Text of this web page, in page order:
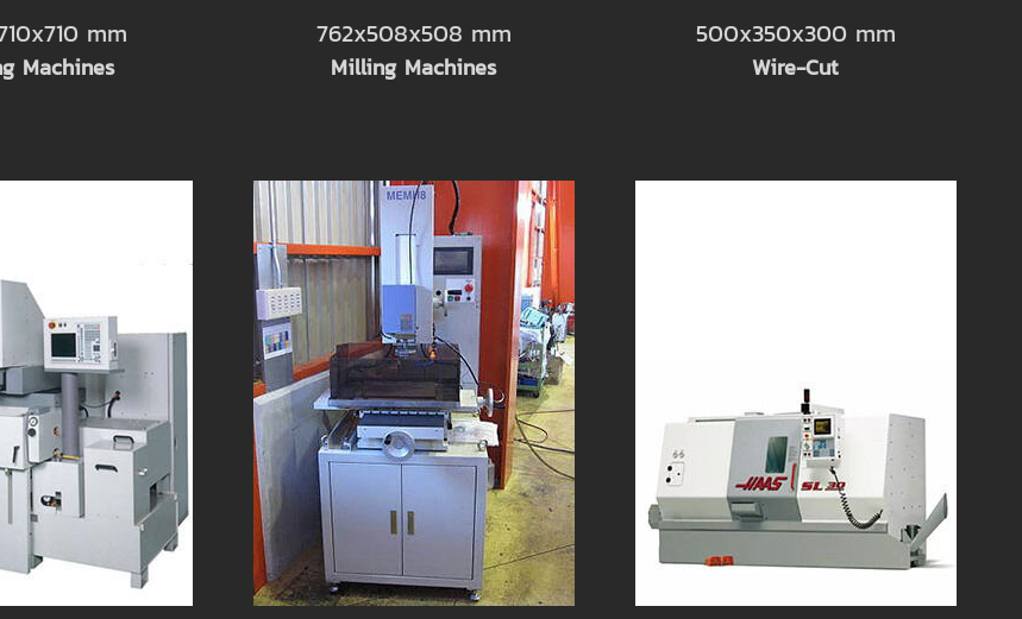
mm
Machines
762x508x508 mm
Milling Machines
500x350x300 mm
Wire-Cut